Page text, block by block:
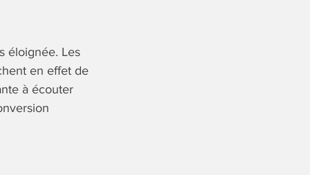
éloignée. Les
en effet de
à écouter